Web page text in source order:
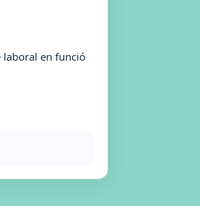
laboral en funció